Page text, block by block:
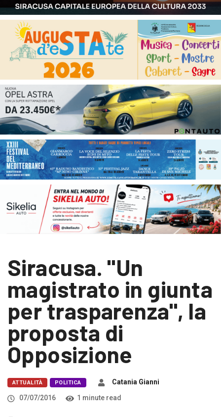
Siracusa. "Un
magistrato in giunta
per trasparenza", la
proposta di
Opposizione
ATTUALITÀ POLITICA
Catania Gianni
07/07/2016
1 minute read